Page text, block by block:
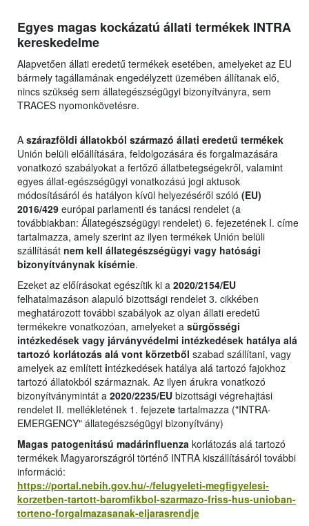
Egyes magas kockázatú állati termékek INTRA
kereskedelme
Alapvetően állati eredetű termékek esetében, amelyeket az EU
bármely tagállamának engedélyzett üzemében állítanak elő,
nincs szükség sem állategészségügyi bizonyítványra, sem
TRACES nyomonkövetésre.
A szárazföldi állatokból származó állati eredetű termékek
Unión belüli előállítására, feldolgozására és forgalmazására
vonatkozó szabályokat a fertőző állatbetegségekről, valamint
egyes állat-egészségügyi vonatkozású jogi aktusok
módosításáról és hatályon kívül helyezéséről szóló (EU)
2016/429 európai parlamenti és tanácsi rendelet (a
továbbiakban: Állategészségügyi rendelet) 6. fejezetének I. címe
tartalmazza, amely szerint az ilyen termékek Unión belüli
szállítását nem kell állategészségügyi vagy hatósági
bizonyítványnak kísérnie.
Ezeket az előírásokat egészítik ki a 2020/2154/EU
felhatalmazáson alapuló bizottsági rendelet 3. cikkében
meghatározott további szabályok az olyan állati eredetű
termékekre vonatkozóan, amelyeket a sürgősségi
intézkedések vagy járványvédelmi intézkedések hatálya alá
tartozó korlátozás alá vont körzetből szabad szállítani, vagy
amelyek az említett intézkedések hatálya alá tartozó fajokhoz
tartozó állatokból származnak. Az ilyen árukra vonatkozó
bizonyítványmintát a 2020/2235/EU bizottsági végrehajtási
rendelet II. mellékletének 1. fejezete tartalmazza ("INTRA-
EMERGENCY" állategészségügyi bizonyítvány)
Magas patogenitású madárinfluenza korlátozás alá tartozó
termékek Magyarországról történő INTRA kiszállításáról további
információ:
https://portal.nebih.gov.hu/-/felugyeleti-megfigyelesi-
korzetben-tartott-baromfikbol-szarmazo-friss-hus-unioban-
torteno-forgalmazasanak-eljarasrendje